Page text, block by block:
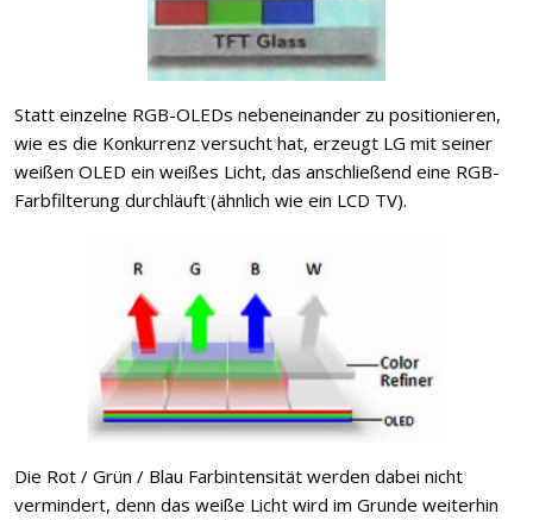
Statt einzelne RGB-OLEDs nebeneinander zu positionieren,
wie es die Konkurrenz versucht hat, erzeugt LG mit seiner
weißen OLED ein weißes Licht, das anschließend eine RGB-
Farbfilterung durchläuft (ähnlich wie ein LCD TV).
Die Rot / Grün / Blau Farbintensität werden dabei nicht
vermindert, denn das weiße Licht wird im Grunde weiterhin